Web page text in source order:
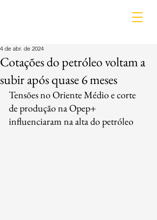
Cotações do petróleo voltam a
subir após quase 6 meses
4 de abr. de 2024
Tensões no Oriente Médio e corte
de produção na Opep+
influenciaram na alta do petróleo